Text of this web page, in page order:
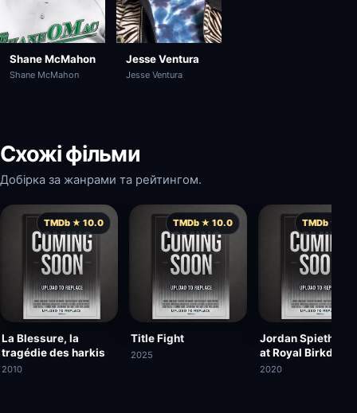
Shane McMahon
Shane McMahon
Jesse Ventura
Jesse Ventura
Схожі фільми
Добірка за жанрами та рейтингом.
TMDb ★ 10.0
La Blessure, la
tragédie des harkis
2010
TMDb ★ 10.0
Title Fight
2025
TMDb ★
Jordan Spieth
at Royal Birkdale |
The Open Official
2020